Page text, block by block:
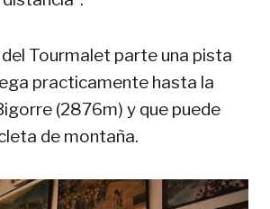
Tourmalet parte una pista
practicamente hasta la
(2876m) y que puede
de montaña.